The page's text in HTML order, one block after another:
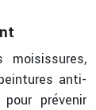
moisissures,
anti-
prévenir